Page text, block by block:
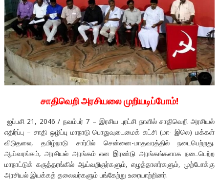
சாதிவெறி அரசியலை முறியடிப்போம்!
ஐப்பசி 21, 2046 / நவம்பர் 7 – இரசிய புரட்சி நாளில் சாதிவெறி அரசியல்
எதிர்ப்பு – சாதி ஒழிப்பு மாநாடு பொதுவுடைமைக் கட்சி (மா- இலெ) மக்கள்
விடுதலை, தமிழ்நாடு சார்பில் சென்னை-மாதவரத்தில் நடைபெற்றது.
ஆய்வரங்கம், அரசியல் அரங்கம் என இரண்டு அரங்கங்களாக நடைபெற்ற
மாநாட்டுக் கருத்தரங்கில் ஆய்வறிஞர்களும், எழுத்தாளர்களும், முற்போக்கு
அரசியல் இயக்கத் தலைவர்களும் பங்கேற்று உரையாற்றினர்.